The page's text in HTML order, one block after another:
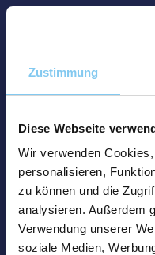
Zustimmung
Diese Webseite
Wir verwenden
personalisieren,
zu können und die
analysieren. Außerdem
Verwendung unserer
soziale Medien,